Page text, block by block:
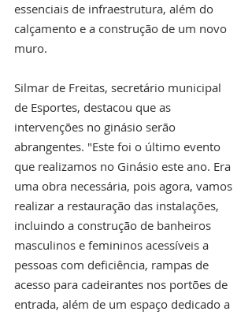
essenciais de infraestrutura, além do
calçamento e a construção de um novo
muro.
Silmar de Freitas, secretário municipal
de Esportes, destacou que as
intervenções no ginásio serão
abrangentes. "Este foi o último evento
que realizamos no Ginásio este ano. Era
uma obra necessária, pois agora, vamos
realizar a restauração das instalações,
incluindo a construção de banheiros
masculinos e femininos acessíveis a
pessoas com deficiência, rampas de
acesso para cadeirantes nos portões de
entrada, além de um espaço dedicado a